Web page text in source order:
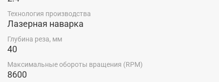
Технология производства
Лазерная наварка
Глубина реза, мм
40
Максимальные обороты вращения (RPM)
8600